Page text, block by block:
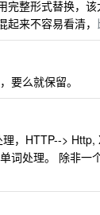
整形式替换，该
来不容易看清，
要么就保留。
，HTTP-->
词处理。 除非